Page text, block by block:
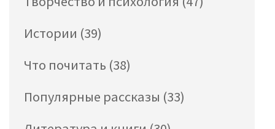
Истории (39)
Что почитать (38)
Популярные рассказы (33)